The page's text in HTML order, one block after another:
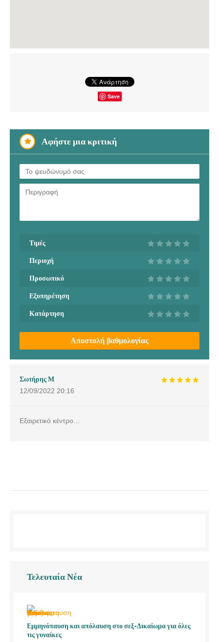
Save
Αφήστε μια κριτική
Τιμές
Περιοχή
Προσωπικό
Εξυπηρέτηση
Κατάρτηση
Αποστολή βαθμολογίας
Σωτήρης Μ
12/09/2022 20:16
Εξαιρετικό κέντρο…
Τελευταία Νέα
Εμμηνόπαυση και απόλαυση στο σεξ-Δικαίωμα για όλες
τις γυναίκες